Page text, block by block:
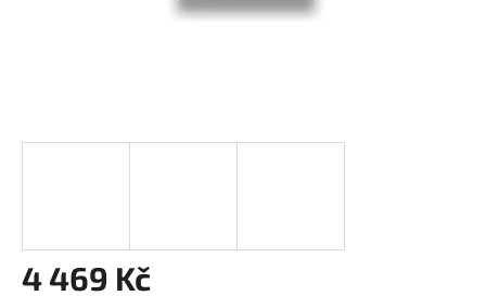
4 469 Kč